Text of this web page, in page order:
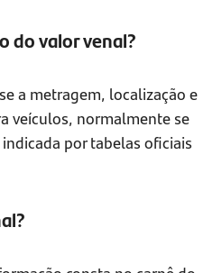
do valor venal?
a metragem, localização e
veículos, normalmente se
por tabelas oficiais